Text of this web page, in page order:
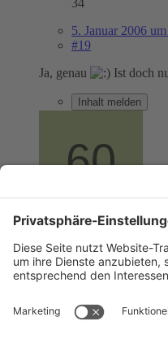
5. Januar 2006
#19
Ja, genau
Ist doch
Inhalt melden
60Pennt
Beiträge
688
6. Januar 2006
#20